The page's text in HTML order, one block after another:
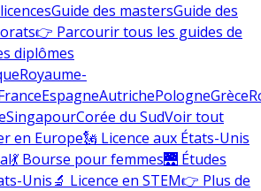
Guide des mastersGuide des
👉 Parcourir tous les guides de
diplômes
Royaume-
EspagneAutrichePologneGrèce
SingapourCorée du SudVoir tout
en Europe🗽 Licence aux États-Unis
💃 Bourse pour femmes🌉 Études
Unis🔬 Licence en STEM👉 Plus de